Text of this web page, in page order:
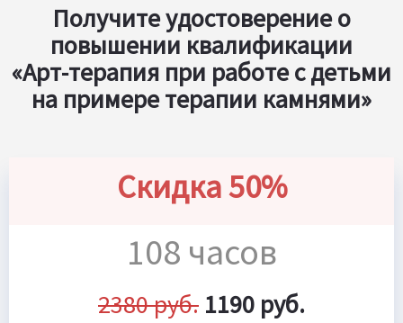
Получите удостоверение о
повышении квалификации
«Арт-терапия при работе с детьми
на примере терапии камнями»
Скидка 50%
108 часов
2380 руб. 1190 руб.